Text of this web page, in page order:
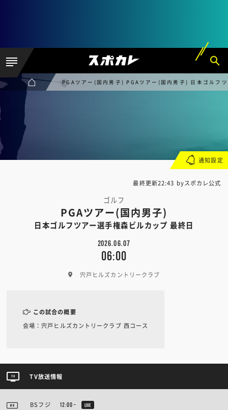
PGAツアー(国内男子) PGAツアー(国内男子) 日本ゴルフ
最終更新22:43 byスポカレ公式
ゴルフ
PGAツアー(国内男子)
日本ゴルフツアー選手権森ビルカップ 最終日
2026.06.07
06:00
宍戸ヒルズカントリークラブ
通知設定
この試合の概要
会場：宍戸ヒルズカントリークラブ 西コース
TV放送情報
BSフジ 12:00~ LIVE